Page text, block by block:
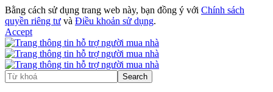
Bằng cách sử dụng trang web này, bạn đồng ý với Chính sách
quyền riêng tư và Điều khoản sử dụng.
Accept